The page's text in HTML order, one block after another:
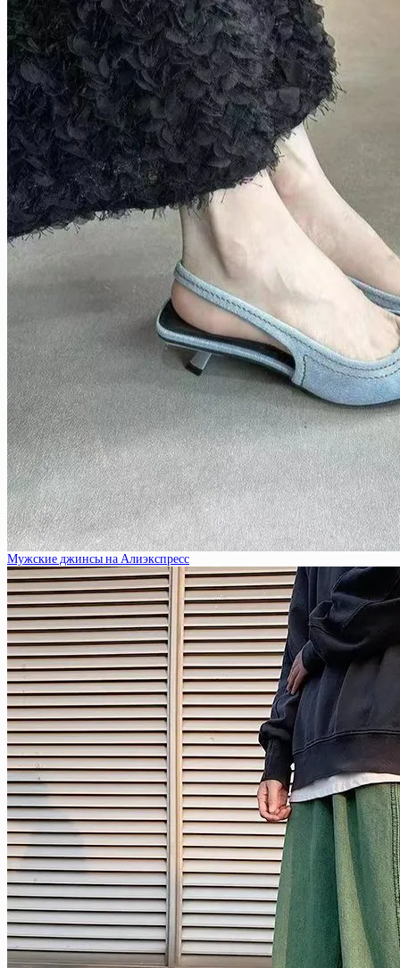
Мужские джинсы на Алиэкспресс